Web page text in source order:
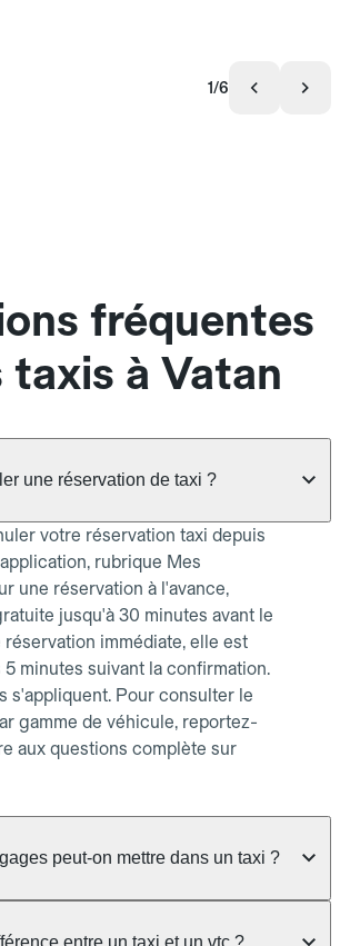
1/6
fréquentes
taxis à Vatan
une réservation de taxi ?
votre réservation taxi depuis
rubrique Mes
une réservation à l'avance,
jusqu'à 30 minutes avant le
immédiate, elle est
minutes suivant la confirmation.
s'appliquent. Pour consulter le
gamme de véhicule, reportez-
aux questions complète sur
peut-on mettre dans un taxi ?
en général jusqu'à 3 bagages
entre un taxi et un vtc ?